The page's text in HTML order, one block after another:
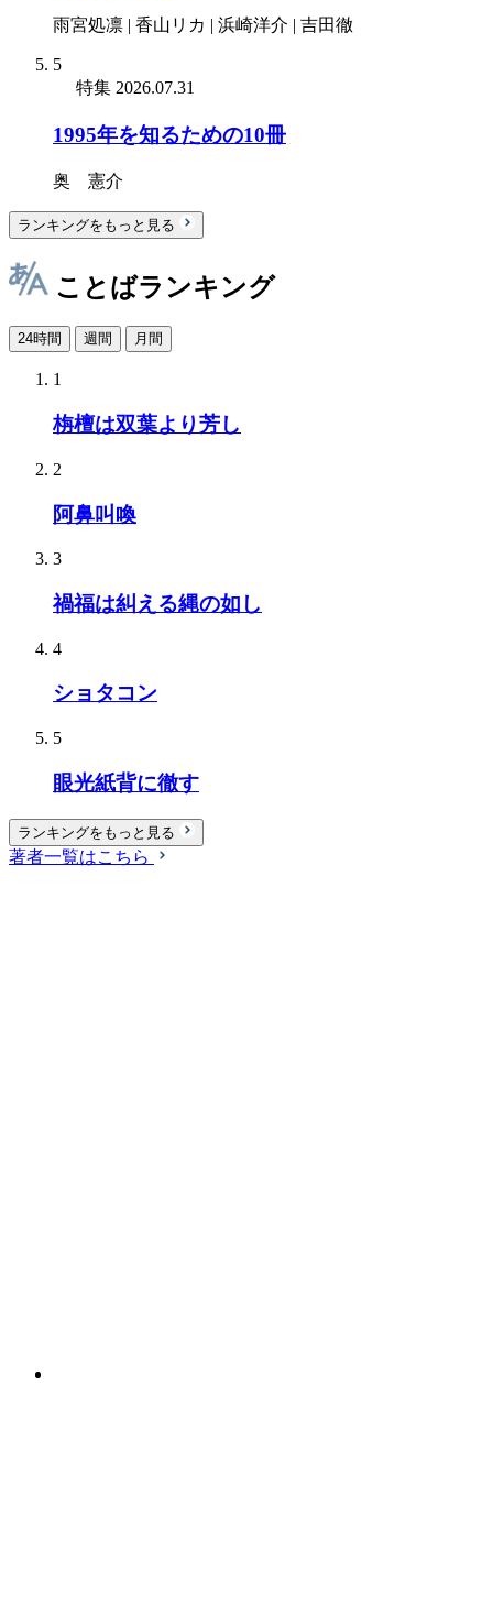
雨宮処凛 | 香山リカ | 浜崎洋介 | 吉田徹
5
特集 2026.07.31
1995年を知るための10冊
奥 憲介
ランキングをもっと見る
ことばランキング
24時間 週間 月間
1
栴檀は双葉より芳し
2
阿鼻叫喚
3
禍福は糾える縄の如し
4
ショタコン
5
眼光紙背に徹す
ランキングをもっと見る
著者一覧はこちら